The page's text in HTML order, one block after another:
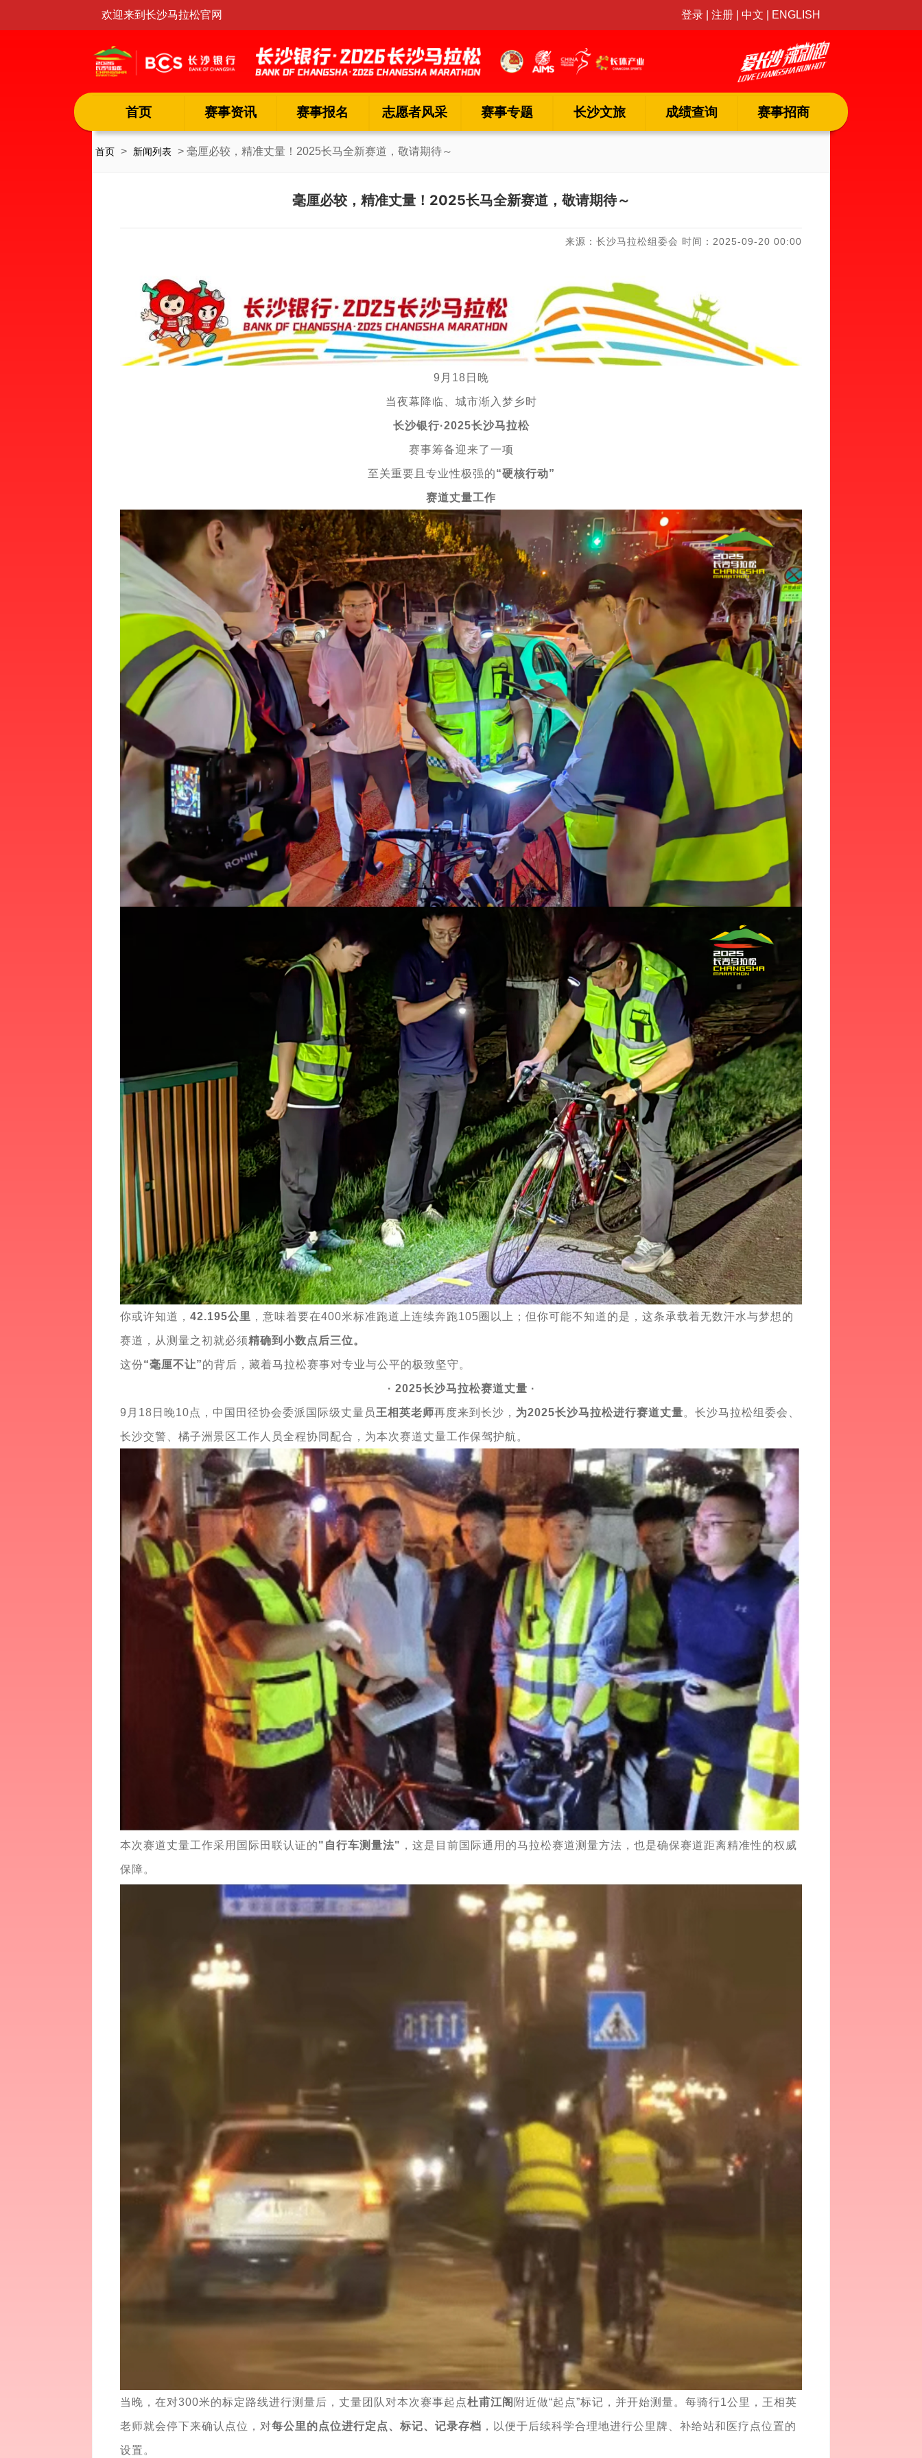
欢迎来到长沙马拉松官网 登录| 注册| 中文 ENGLISH
首页 赛事资讯 赛事报名 志愿者风采 赛事专题 长沙文旅 成绩查询 赛事招商
首页 > 新闻列表 > 毫厘必较，精准丈量！2025长马全新赛道，敬请期待～
毫厘必较，精准丈量！2025长马全新赛道，敬请期待～
来源：长沙马拉松组委会 时间：2025-09-20 00:00
9月18日晚
当夜幕降临、城市渐入梦乡时
长沙银行·2025长沙马拉松
赛事筹备迎来了一项
至关重要且专业性极强的“硬核行动”
赛道丈量工作
你或许知道，42.195公里 ，意味着要在400米标准跑道上连续奔跑105圈以上；但你可能不知道的是，这条承载着无数汗水与梦想的
赛道，从测量之初就必须精确到小数点后三位。
这份“毫厘不让”的背后，藏着马拉松赛事对专业与公平的极致坚守。
· 2025长沙马拉松赛道丈量 ·
9月18日晚10点，中国田径协会委派国际级丈量员 王相英老师再度来到长沙， 为2025长沙马拉松进行赛道丈量。长沙马拉松组委会、
长沙交警、橘子洲景区工作人员全程协同配合，为本次赛道丈量工作保驾护航。
本次赛道丈量工作采用国际田联认证的"自行车测量法" ，这是目前国际通用的马拉松赛道测量方法，也是确保赛道距离精准性的权威
保障。
当晚，在对300米的标定路线进行测量后，丈量团队对本次赛事起点杜甫江阁 附近做“起点”标记，并开始测量。每骑行1公里，王相英
老师就会停下来确认点位，对每公里的点位进行定点、标记、记录存档 ，以便于后续科学合理地进行公里牌、补给站和医疗点位置的
设置。